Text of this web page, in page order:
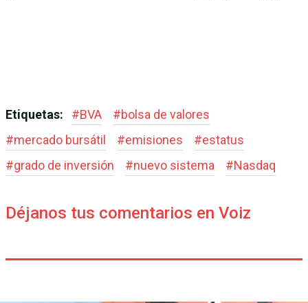
Etiquetas: #BVA #bolsa de valores
#mercado bursátil #emisiones #estatus
#grado de inversión #nuevo sistema #Nasdaq
Déjanos tus comentarios en Voiz